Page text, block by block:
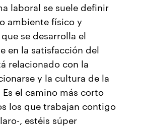
laboral se suele definir
ambiente físico y
se desarrolla el
en la satisfacción del
relacionado con la
y la cultura de la
Es el camino más corto
los que trabajan contigo
, estéis súper